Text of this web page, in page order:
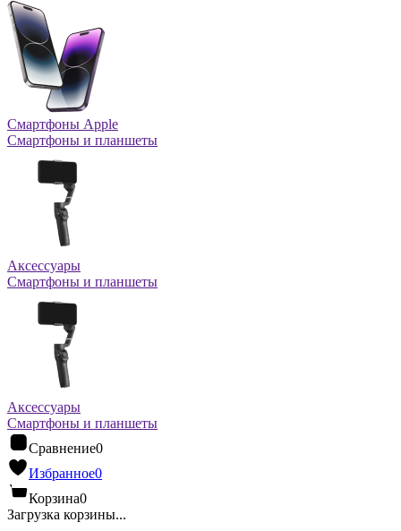
Смартфоны Apple
Смартфоны и планшеты
Аксессуары
Смартфоны и планшеты
Аксессуары
Смартфоны и планшеты
Сравнение0
Избранное0
Корзина0
Загрузка корзины...